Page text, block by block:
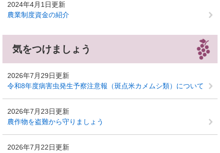
2024年4月1日更新
農業制度資金の紹介
気をつけましょう
2026年7月29日更新
令和8年度病害虫発生予察注意報（斑点米カメムシ類）について
2026年7月23日更新
農作物を盗難から守りましょう
2026年7月22日更新